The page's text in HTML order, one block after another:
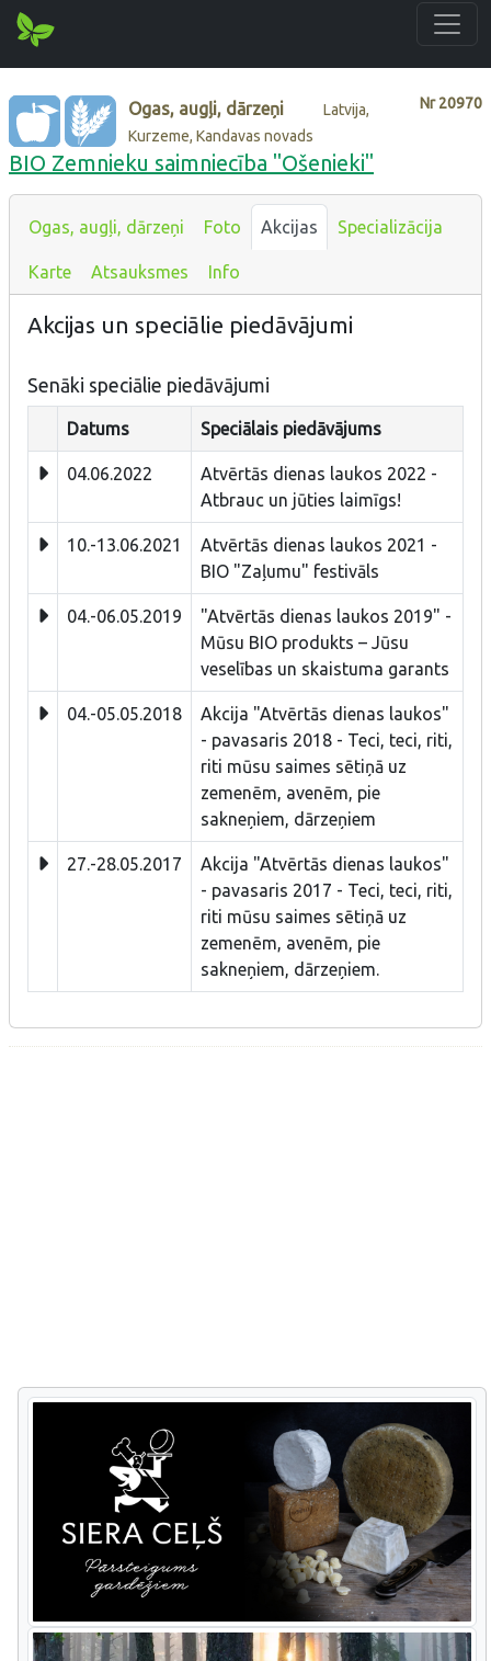
Nr20970
Ogas, augļi, dārzeņi
Latvija,
Kurzeme, Kandavas novads
BIO Zemnieku saimniecība "Ošenieki"
Ogas, augļi, dārzeņi Foto Akcijas Specializācija
Karte Atsauksmes Info
Akcijas un speciālie piedāvājumi
Senāki speciālie piedāvājumi
Datums Speciālais piedāvājums
04.06.2022
Atvērtās dienas laukos 2022 -
Atbrauc un jūties laimīgs!
10.-13.06.2021
Atvērtās dienas laukos 2021 -
BIO "Zaļumu" festivāls
04.-06.05.2019
"Atvērtās dienas laukos 2019" -
Mūsu BIO produkts – Jūsu
veselības un skaistuma garants
04.-05.05.2018
Akcija "Atvērtās dienas laukos"
- pavasaris 2018 - Teci, teci, riti,
riti mūsu saimes sētiņā uz
zemenēm, avenēm, pie
sakneņiem, dārzeņiem
27.-28.05.2017
Akcija "Atvērtās dienas laukos"
- pavasaris 2017 - Teci, teci, riti,
riti mūsu saimes sētiņā uz
zemenēm, avenēm, pie
sakneņiem, dārzeņiem.